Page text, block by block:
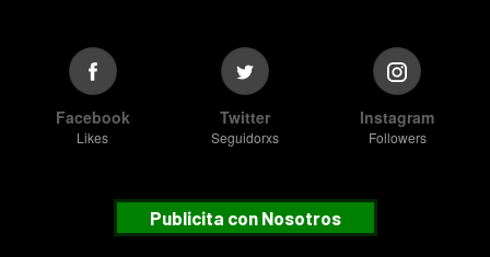
Facebook
Likes
Twitter
Seguidorxs
Instagram
Followers
Publicita con Nosotros